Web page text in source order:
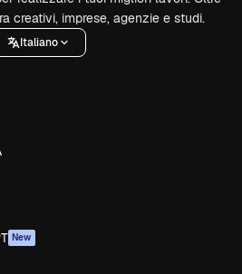
creativi, imprese, agenzie e studi.
Italiano
New